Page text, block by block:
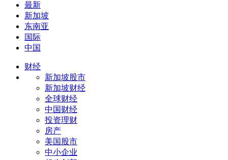
最新
新加坡
东南亚
国际
中国
财经
新加坡股市
新加坡财经
全球财经
中国财经
投资理财
房产
美国股市
中小企业